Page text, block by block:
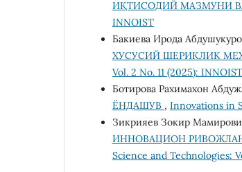
ИҚТИСОДИЙ МАЗМУНИ
INNOIST
Бакиева Ирода
ХУСУСИЙ ШЕРИКЛИК
Vol. 2 No. 11 (2025): INNOIST
Ботирова Рахимахон
ЁНДАШУВ , Innovations in
Зикрияев Зокир
ИННОВАЦИОН
Science and Technologies: